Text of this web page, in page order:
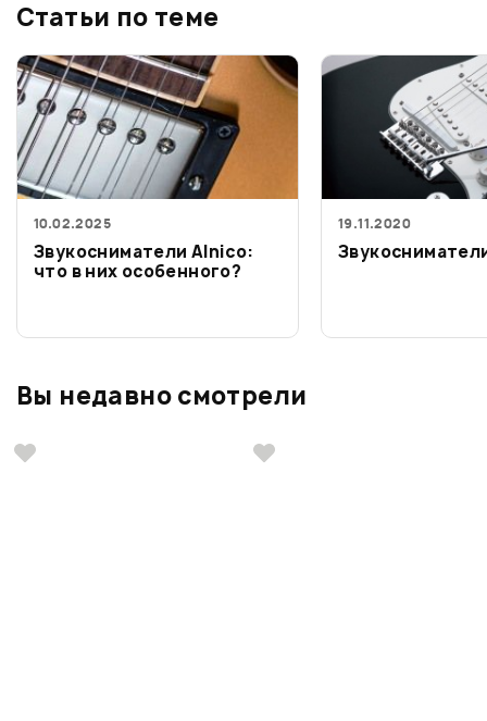
Статьи по теме
10.02.2025
Звукосниматели Alnico:
что в них особенного?
19.11.2020
Вы недавно смотрели